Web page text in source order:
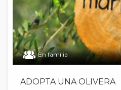
En família
ADOPTA UNA OLIVERA